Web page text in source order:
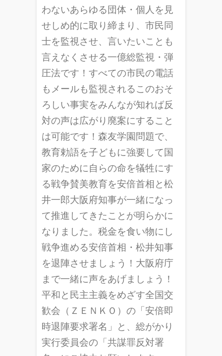
わないあらゆる団体・個人を見
せしめ的に取り締まり、市民同
士を監視させ、言いたいことも
言えなくさせる一億総監視・弾
圧法です！すべての市民の電話
もメールも監視されるこのおそ
ろしい事実をみんなが知れば反
対の声は広がり廃案にすること
は可能です！森友学園問題で、
教育勅語を子どもに強要して国
家のために自らの命を犠牲にす
る戦争賛美教育を安倍首相と松
井一郎大阪府知事が一緒になっ
て推進してきたことが明らかに
なりました。税金を食い物にし
戦争進める安倍首相・松井知事
を退陣させましょう！大阪府庁
まで一緒に声をあげましょう！
平和と民主主義をめざす全国交
歓会（ＺＥＮＫＯ）の「安倍即
時退陣要求署名」と、総がかり
実行委員会の「共謀罪反対署